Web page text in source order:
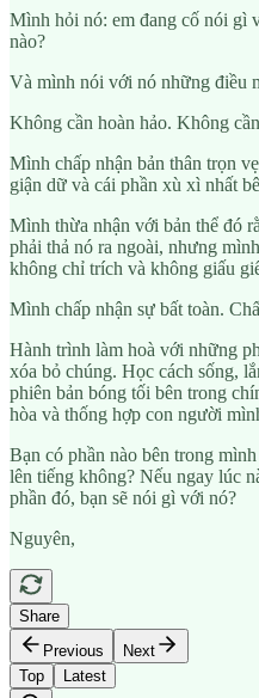
Mình hỏi nó: em đang cố nói gì
nào?
Và mình nói với nó những điều
Không cần hoàn hảo. Không
Mình chấp nhận bản thân trọn
giận dữ và cái phần xù xì nhất
Mình thừa nhận với bản thể đó
phải thả nó ra ngoài, nhưng
không chỉ trích và không giấu
Mình chấp nhận sự bất toàn.
Hành trình làm hoà với những
xóa bỏ chúng. Học cách sống,
phiên bản bóng tối bên trong
hòa và thống hợp con người
Bạn có phần nào bên trong
lên tiếng không? Nếu ngay lúc
phần đó, bạn sẽ nói gì với nó?
Nguyên,
Share
Previous
Next
Top
Latest